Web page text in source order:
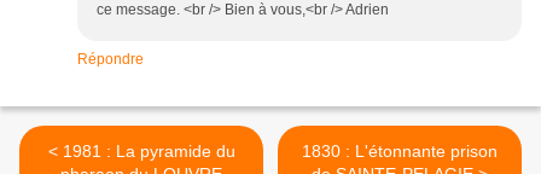
ce message. <br /> Bien à vous,<br /> Adrien
Répondre
< 1981 : La pyramide du
1830 : L'étonnante prison